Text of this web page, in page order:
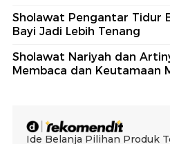
Sholawat Pengantar Tidur
Bayi Jadi Lebih Tenang
Sholawat Nariyah dan
Membaca dan Keutamaan